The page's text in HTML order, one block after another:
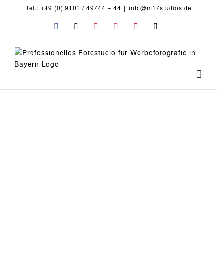
Inhalt
Tel.: +49 (0) 9101 / 49744 – 44 | info@m17studios.de
Facebook YouTubeInstagramPinterest